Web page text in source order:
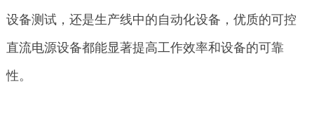
设备测试，还是生产线中的自动化设备，优质的可控
直流电源设备都能显著提高工作效率和设备的可靠
性。